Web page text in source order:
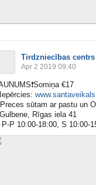
Tirdzniecības centrs
Apr 2 2019 09:40
❗️Somiņa €17
Iepērcies:
Preces sūtam ar pastu un
Gulbene, Rīgas iela 41
P-P 10:00-18:00, S 10:00-